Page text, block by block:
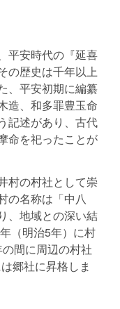
平安時代の『延喜
の歴史は千年以上
、平安初期に編纂
造、和多罪豊玉命
記述があり、古代
命を祀ったことが
村の村社として崇
の名称は「中八
、地域との深い結
（明治5年）に村
間に周辺の村社
郷社に昇格しま